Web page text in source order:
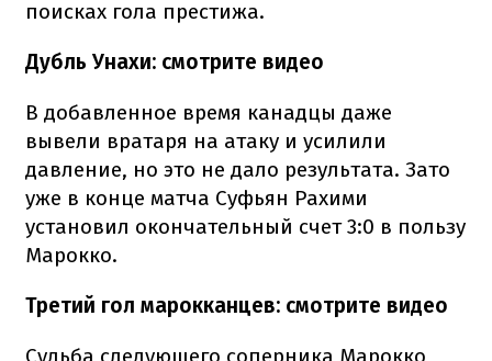
поисках гола престижа.
Дубль Унахи: смотрите видео
В добавленное время канадцы даже
вывели вратаря на атаку и усилили
давление, но это не дало результата. Зато
уже в конце матча Суфьян Рахими
установил окончательный счет 3:0 в пользу
Марокко.
Третий гол марокканцев: смотрите видео
Судьба следующего соперника Марокко